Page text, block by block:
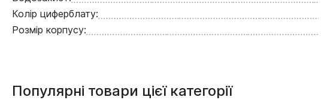
Колір циферблату:
Розмір корпусу:
Популярні товари цієї категорії